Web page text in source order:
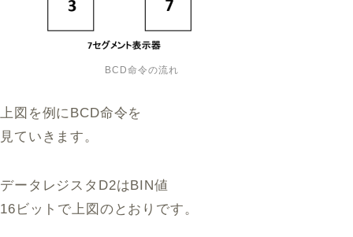
BCD命令の流れ
上図を例にBCD命令を
見ていきます。
データレジスタD2はBIN値
16ビットで上図のとおりです。